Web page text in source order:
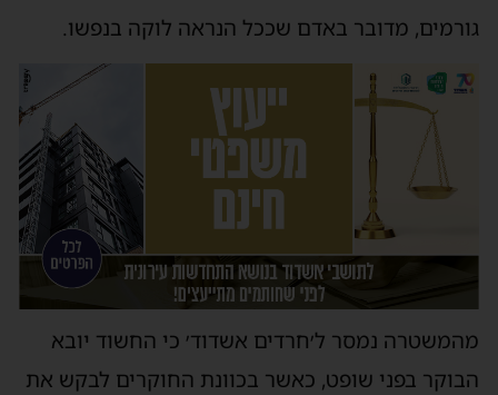
מדובר באדם שככל הנראה לוקה בנפשו.
נמסר ל׳חרדים אשדוד׳ כי החשוד יובא
בפני שופט, כאשר בכוונת החוקרים לבקש את